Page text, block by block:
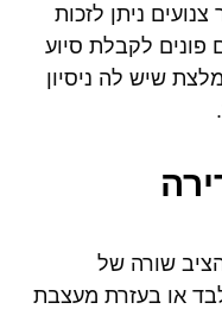
ניתן לזכות
פונים לקבלת סיוע
שיש לה ניסיון
שורה של
או בעזרת מעצבת